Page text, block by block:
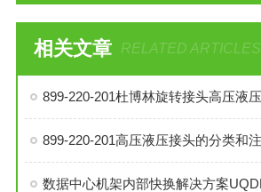
相关文章 RELATED ARTICLES
899-220-201高压液压接头的分类和
数据中心机架内部快换解决方案